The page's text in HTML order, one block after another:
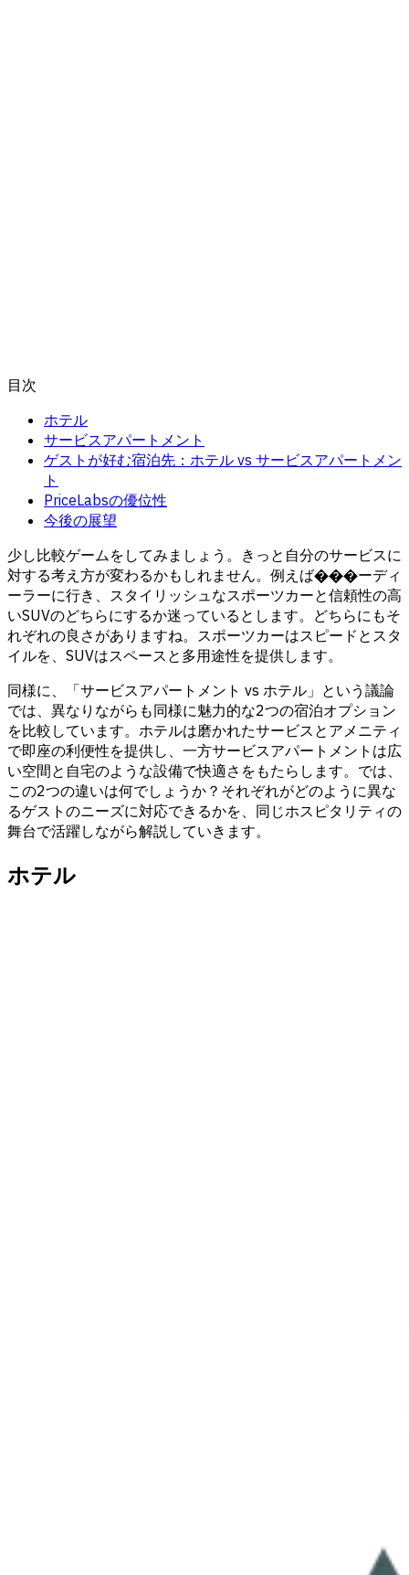
目次
ホテル
サービスアパートメント
ゲストが好む宿泊先：ホテル vs サービスアパートメン
ト
PriceLabsの優位性
今後の展望
少し比較ゲームをしてみましょう。きっと自分のサービスに
対する考え方が変わるかもしれません。例えば���ーディ
ーラーに行き、スタイリッシュなスポーツカーと信頼性の高
いSUVのどちらにするか迷っているとします。どちらにもそ
れぞれの良さがありますね。スポーツカーはスピードとスタ
イルを、SUVはスペースと多用途性を提供します。
同様に、「サービスアパートメント vs ホテル」という議論
では、異なりながらも同様に魅力的な2つの宿泊オプション
を比較しています。ホテルは磨かれたサービスとアメニティ
で即座の利便性を提供し、一方サービスアパートメントは広
い空間と自宅のような設備で快適さをもたらします。では、
この2つの違いは何でしょうか？それぞれがどのように異な
るゲストのニーズに対応できるかを、同じホスピタリティの
舞台で活躍しながら解説していきます。
ホテル